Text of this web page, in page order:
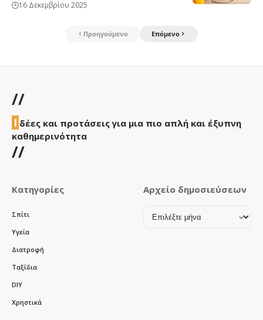
16 Δεκεμβρίου 2025
Προηγούμενο Επόμενο
//
Ι δέες και προτάσεις για μια πιο απλή και έξυπνη
καθημερινότητα
//
Κατηγορίες
Σπίτι
Υγεία
Διατροφή
Ταξίδια
DIY
Χρηστικά
Αρχείο δημοσιεύσεων
Αρχείο